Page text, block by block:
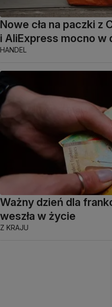
Nowe cła na paczki z
i AliExpress mocno w
HANDEL
Ważny dzień dla
weszła w życie
Z KRAJU